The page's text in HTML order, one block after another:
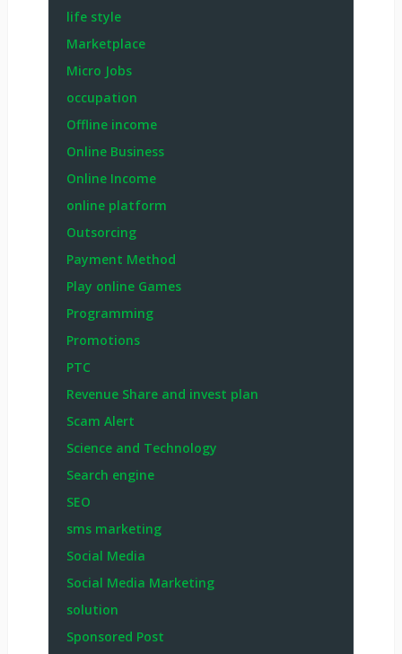
life style
Marketplace
Micro Jobs
occupation
Offline income
Online Business
Online Income
online platform
Outsorcing
Payment Method
Play online Games
Programming
Promotions
PTC
Revenue Share and invest plan
Scam Alert
Science and Technology
Search engine
SEO
sms marketing
Social Media
Social Media Marketing
solution
Sponsored Post